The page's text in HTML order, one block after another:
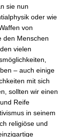
sie nun
oder wie
von
den Menschen
vielen
– auch einige
mit sich
sollten wir einen
Reife
in seinem
religiöse und